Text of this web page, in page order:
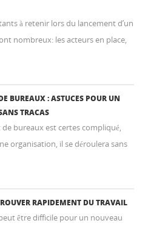
à retenir lors du lancement d’un
nombreux: les acteurs en place,
BUREAUX : ASTUCES POUR UN
TRACAS
bureaux est certes compliqué,
organisation, il se déroulera sans
RAPIDEMENT DU TRAVAIL
être difficile pour un nouveau